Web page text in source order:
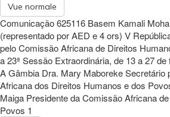
Vue normale
Comunicação 625116 Basem Kamali
(representado por AED e 4 ors) V
pelo Comissão Africana de Direitos
a 23ª Sessão Extraordinária, de 13 a 27
A Gâmbia Dra. Mary Maboreke Secretário
Africana dos Direitos Humanos e dos
Maiga Presidente da Comissão Africana
Povos 1